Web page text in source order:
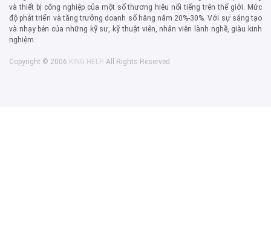
và thiết bị công nghiệp của một số thương hiệu nổi tiếng trên thế giới. Mức
độ phát triển và tăng trưởng doanh số hằng năm 20%-30%. Với sự sáng tạo
và nhạy bén của những kỹ sư, kỹ thuật viên, nhân viên lành nghề, giàu kinh
nghiệm.
Copyright © 2006 KING HELP. All Rights Reserved